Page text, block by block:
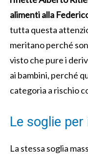
alimenti alla
tutta questa
meritano perché
visto che pure i
ai bambini, perché
categoria a rischio
Le soglie
La stessa soglia